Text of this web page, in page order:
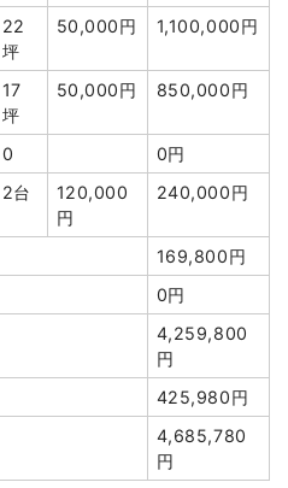
102,000円
木造店舗兼住宅2階建て
金額
1,842,000
22
坪
50,000円 1,100,000円
17
坪
50,000円 850,000円
0
0円
2台
120,000
円
240,000円
169,800円
0円
4,259,800
円
425,980円
4,685,780
円